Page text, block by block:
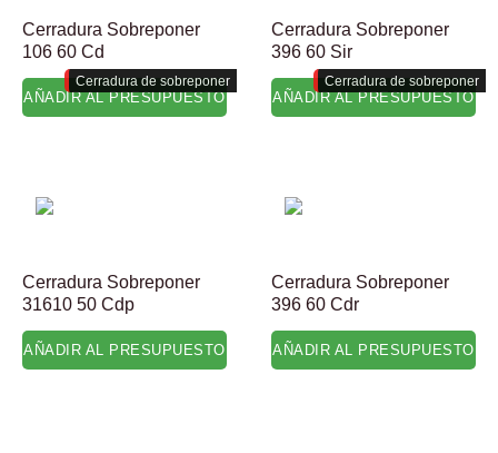
Cerradura Sobreponer
106 60 Cd
AÑADIR AL PRESUPUESTO
Cerradura Sobreponer
396 60 Sir
AÑADIR AL PRESUPUESTO
Cerradura Sobreponer
31610 50 Cdp
Cerradura de sobreponer
AÑADIR AL PRESUPUESTO
Cerradura Sobreponer
396 60 Cdr
Cerradura de sobreponer
AÑADIR AL PRESUPUESTO